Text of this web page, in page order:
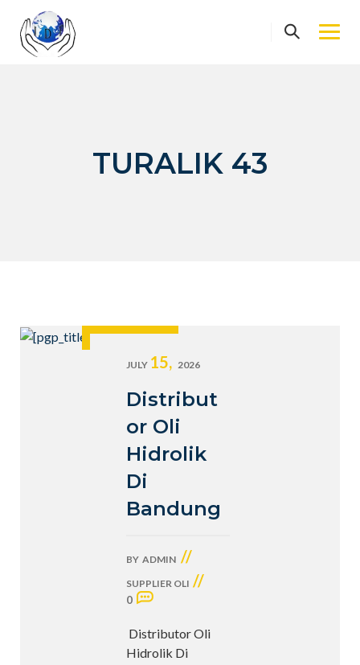
content
TURALIK 43
JULY 15, 2026
Distribut
or Oli
Hidrolik
Di
Bandung
BY ADMIN //
SUPPLIER OLI //
0
Distributor Oli
Hidrolik Di